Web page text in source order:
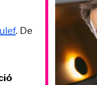
. De